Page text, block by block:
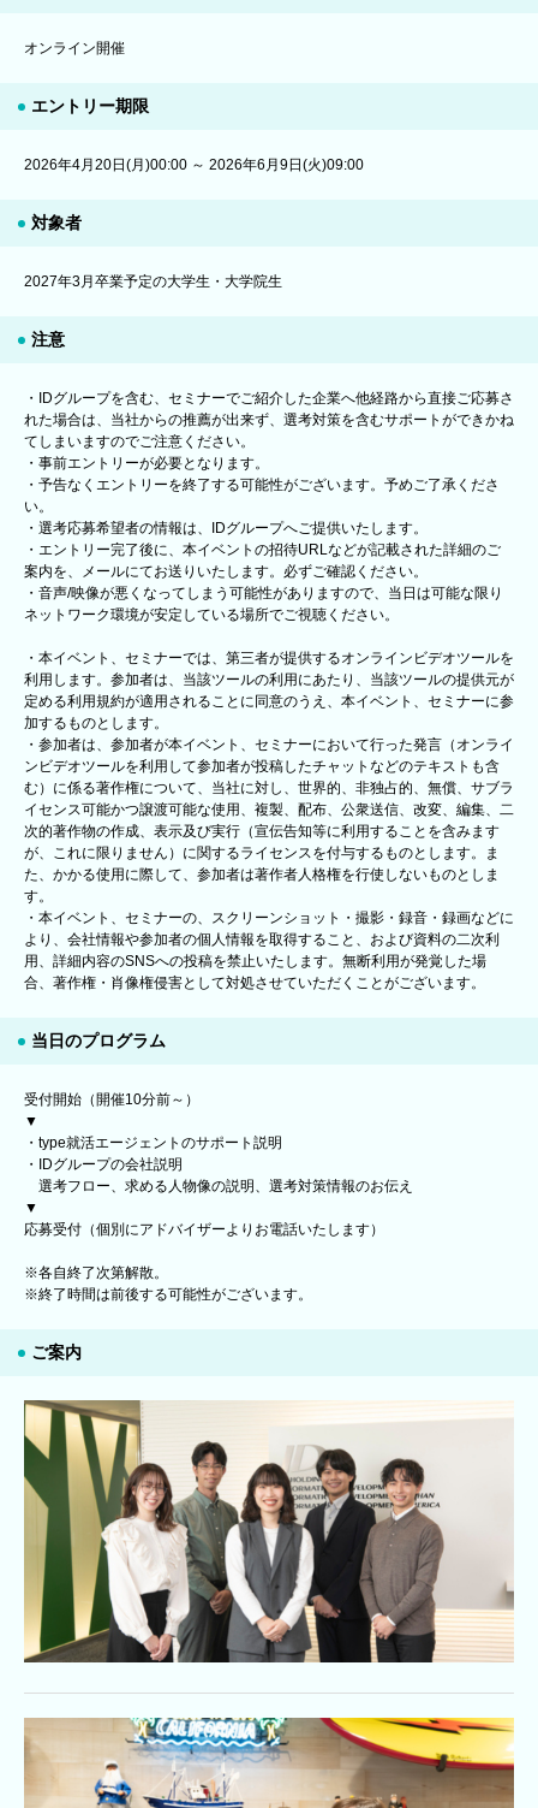
オンライン開催
エントリー期限
2026年4月20日(月)00:00 ～ 2026年6月9日(火)09:00
対象者
2027年3月卒業予定の大学生・大学院生
注意
・IDグループを含む、セミナーでご紹介した企業へ他経路から直接ご応募さ
れた場合は、当社からの推薦が出来ず、選考対策を含むサポートができかね
てしまいますのでご注意ください。
・事前エントリーが必要となります。
・予告なくエントリーを終了する可能性がございます。予めご了承くださ
い。
・選考応募希望者の情報は、IDグループへご提供いたします。
・エントリー完了後に、本イベントの招待URLなどが記載された詳細のご
案内を、メールにてお送りいたします。必ずご確認ください。
・音声/映像が悪くなってしまう可能性がありますので、当日は可能な限り
ネットワーク環境が安定している場所でご視聴ください。
・本イベント、セミナーでは、第三者が提供するオンラインビデオツールを
利用します。参加者は、当該ツールの利用にあたり、当該ツールの提供元が
定める利用規約が適用されることに同意のうえ、本イベント、セミナーに参
加するものとします。
・参加者は、参加者が本イベント、セミナーにおいて行った発言（オンライ
ンビデオツールを利用して参加者が投稿したチャットなどのテキストも含
む）に係る著作権について、当社に対し、世界的、非独占的、無償、サブラ
イセンス可能かつ譲渡可能な使用、複製、配布、公衆送信、改変、編集、二
次的著作物の作成、表示及び実行（宣伝告知等に利用することを含みます
が、これに限りません）に関するライセンスを付与するものとします。ま
た、かかる使用に際して、参加者は著作者人格権を行使しないものとしま
す。
・本イベント、セミナーの、スクリーンショット・撮影・録音・録画などに
より、会社情報や参加者の個人情報を取得すること、および資料の二次利
用、詳細内容のSNSへの投稿を禁止いたします。無断利用が発覚した場
合、著作権・肖像権侵害として対処させていただくことがございます。
当日のプログラム
受付開始（開催10分前～）
▼
・type就活エージェントのサポート説明
・IDグループの会社説明
選考フロー、求める人物像の説明、選考対策情報のお伝え
▼
応募受付（個別にアドバイザーよりお電話いたします）
※各自終了次第解散。
※終了時間は前後する可能性がございます。
ご案内